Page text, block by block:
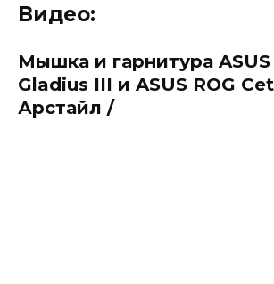
Видео:
Мышка и гарнитура ASUS
Gladius III и ASUS ROG
Арстайл /